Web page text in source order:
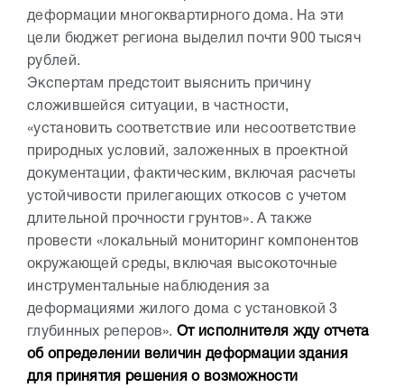
деформации многоквартирного дома. На эти
цели бюджет региона выделил почти 900 тысяч
рублей.
Экспертам предстоит выяснить причину
сложившейся ситуации, в частности,
«установить соответствие или несоответствие
природных условий, заложенных в проектной
документации, фактическим, включая расчеты
устойчивости прилегающих откосов с учетом
длительной прочности грунтов». А также
провести «локальный мониторинг компонентов
окружающей среды, включая высокоточные
инструментальные наблюдения за
деформациями жилого дома с установкой 3
глубинных реперов».От исполнителя жду отчета
об определении величин деформации здания
для принятия решения о возможности